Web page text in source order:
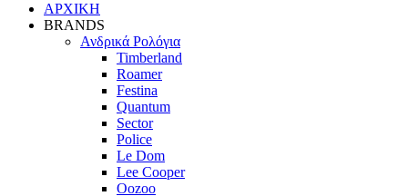
ΑΡΧΙΚΗ
BRANDS
Ανδρικά Ρολόγια
Timberland
Roamer
Festina
Quantum
Sector
Police
Le Dom
Lee Cooper
Oozoo